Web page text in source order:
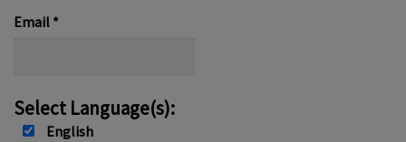
Email *
Select Language(s):
English